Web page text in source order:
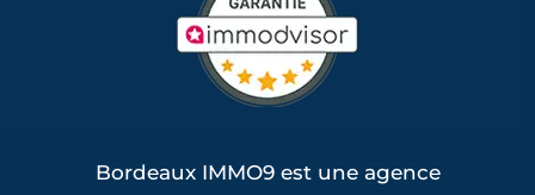
Bordeaux IMMO9 est une agence